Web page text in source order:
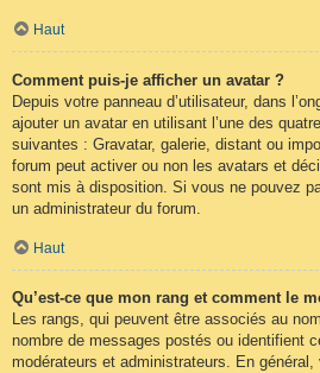
Haut
Comment puis-je afficher un avatar ?
Depuis votre panneau d’utilisateur, dans
ajouter un avatar en utilisant l’une des
suivantes : Gravatar, galerie, distant ou
forum peut activer ou non les avatars et
sont mis à disposition. Si vous ne pouvez
un administrateur du forum.
Haut
Qu’est-ce que mon rang et comment le
Les rangs, qui peuvent être associés au
nombre de messages postés ou identifient
modérateurs et administrateurs. En